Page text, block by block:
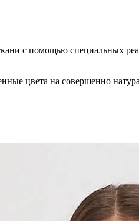
с помощью специальных
цвета на совершенно